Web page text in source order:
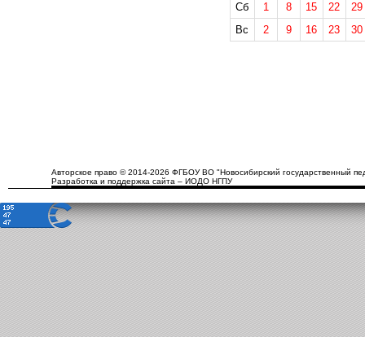
Сб
1 8 15 22
29
Вс
2 9 16 23 30
Авторское право © 2014-2026 ФГБОУ ВО "Новосибирский государственный
Разработка и поддержка сайта – ИОДО НГПУ